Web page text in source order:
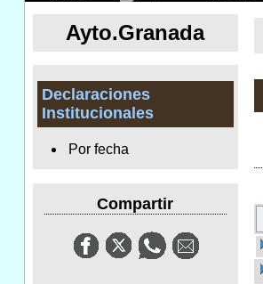
Ayto.Granada
Declaraciones
Institucionales
Por fecha
Compartir